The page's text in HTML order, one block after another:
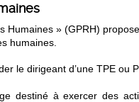
Humaines » (GPRH)
humaines.
le dirigeant d’une TPE ou
destiné à exercer des